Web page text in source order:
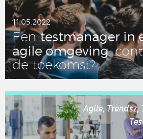
11.05.2022
Eentest­ma­na­ger in
agile om­ge­ving:
de toe­komst?
LEES DIT ARTIKEL
Agile, Trendsz,